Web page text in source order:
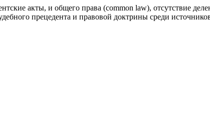
акты, и общего права (common law), отсутствие
прецедента и правовой доктрины среди